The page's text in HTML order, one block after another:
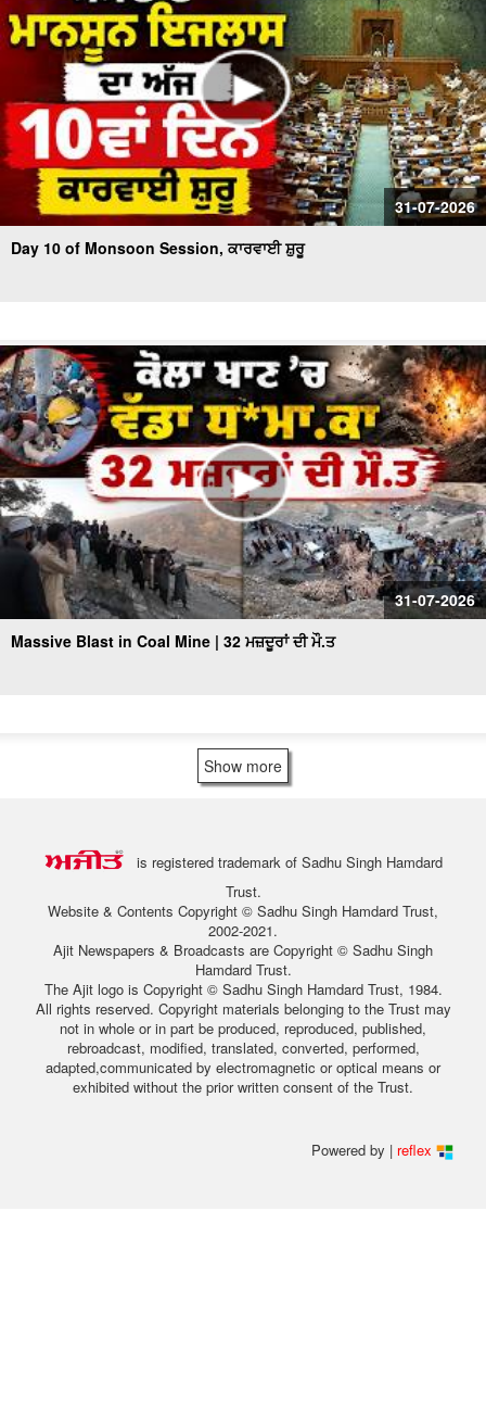
31-07-2026
Day 10 of Monsoon Session, ਕਾਰਵਾਈ ਸ਼ੁਰੂ
31-07-2026
Massive Blast in Coal Mine | 32 ਮਜ਼ਦੂਰਾਂ ਦੀ ਮੌ.ਤ
Show more
is registered trademark of Sadhu Singh Hamdard
Trust.
Website & Contents Copyright © Sadhu Singh Hamdard Trust,
2002-2021.
Ajit Newspapers & Broadcasts are Copyright © Sadhu Singh
Hamdard Trust.
The Ajit logo is Copyright © Sadhu Singh Hamdard Trust, 1984.
All rights reserved. Copyright materials belonging to the Trust may
not in whole or in part be produced, reproduced, published,
rebroadcast, modified, translated, converted, performed,
adapted,communicated by electromagnetic or optical means or
exhibited without the prior written consent of the Trust.
Powered by | reflex